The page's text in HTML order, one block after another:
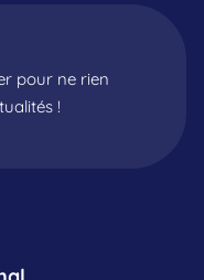
pour ne rien
!